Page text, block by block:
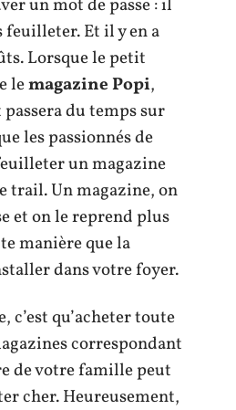
un mot de passe : il
feuilleter. Et il y en a
Lorsque le petit
lemagazine Popi,
du temps sur
les passionnés de
un magazine
trail. Un magazine, on
et on le reprend plus
manière que la
dans votre foyer.
c’est qu’acheter toute
correspondant
de votre famille peut
cher. Heureusement,